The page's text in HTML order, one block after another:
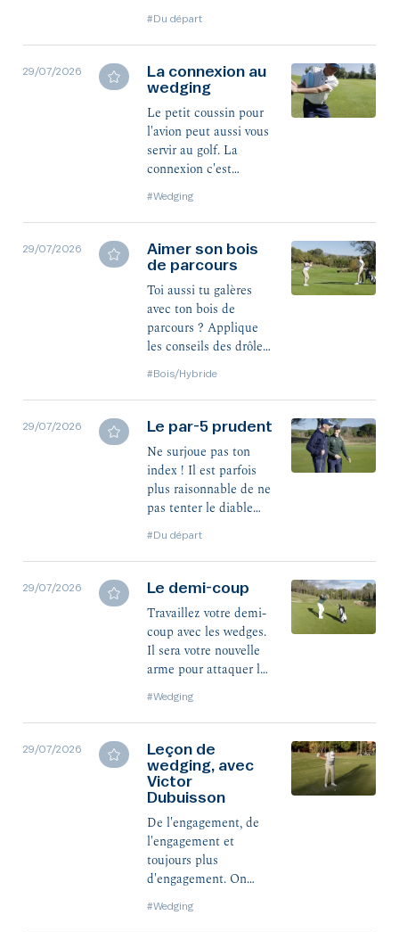
fond !
#Du départ
29/07/2026
La connexion au
wedging
Le petit coussin pour
l'avion peut aussi vous
servir au golf. La
connexion c'est
#Wedging
29/07/2026
Aimer son bois
de parcours
Toi aussi tu galères
avec ton bois de
parcours ? Applique
les conseils des drôles
#Bois/Hybride
29/07/2026 Le par-5 prudent
Ne surjoue pas ton
index ! Il est parfois
plus raisonnable de ne
pas tenter le diable
#Du départ
29/07/2026 Le demi-coup
Travaillez votre demi-
coup avec les wedges.
Il sera votre nouvelle
arme pour attaquer les
#Wedging
29/07/2026
Leçon de
wedging, avec
Victor
Dubuisson
De l'engagement, de
l'engagement et
toujours plus
d'engagement. On
#Wedging